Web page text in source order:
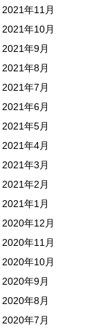
2021年11月
2021年10月
2021年9月
2021年8月
2021年7月
2021年6月
2021年5月
2021年4月
2021年3月
2021年2月
2021年1月
2020年12月
2020年11月
2020年10月
2020年9月
2020年8月
2020年7月